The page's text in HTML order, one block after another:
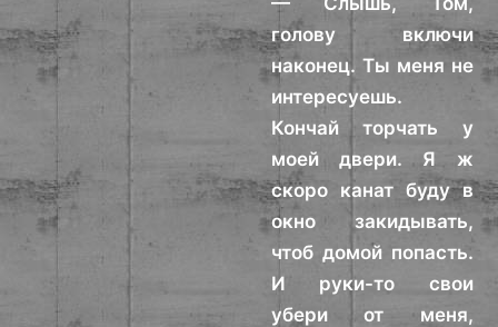
голову включи
наконец. Ты меня не
интересуешь.
Кончай торчать у
моей двери. Я ж
скоро канат буду в
окно закидывать,
чтоб домой попасть.
И руки-то свои
убери от меня,